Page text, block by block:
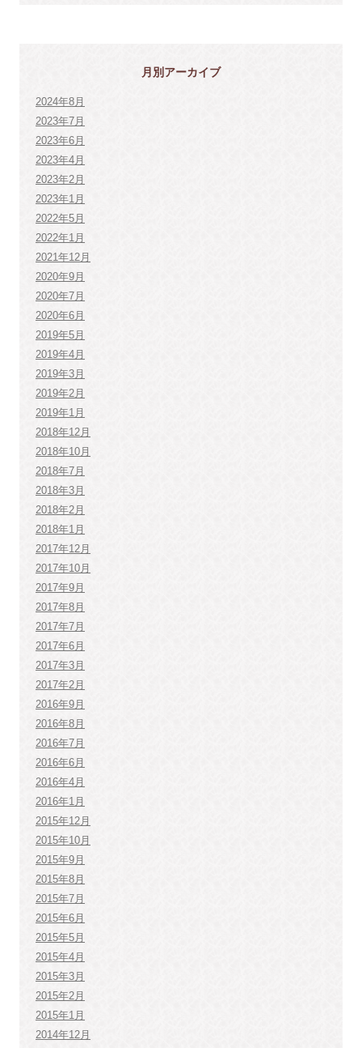
月別アーカイブ
2024年8月
2023年7月
2023年6月
2023年4月
2023年2月
2023年1月
2022年5月
2022年1月
2021年12月
2020年9月
2020年7月
2020年6月
2019年5月
2019年4月
2019年3月
2019年2月
2019年1月
2018年12月
2018年10月
2018年7月
2018年3月
2018年2月
2018年1月
2017年12月
2017年10月
2017年9月
2017年8月
2017年7月
2017年6月
2017年3月
2017年2月
2016年9月
2016年8月
2016年7月
2016年6月
2016年4月
2016年1月
2015年12月
2015年10月
2015年9月
2015年8月
2015年7月
2015年6月
2015年5月
2015年4月
2015年3月
2015年2月
2015年1月
2014年12月